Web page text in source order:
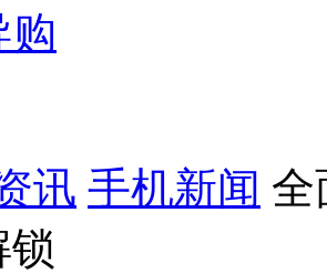
购
讯 手机新闻 全
锁